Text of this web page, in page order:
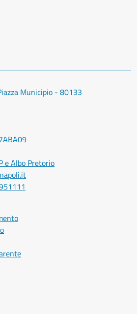
Municipio - 80133
e Albo Pretorio